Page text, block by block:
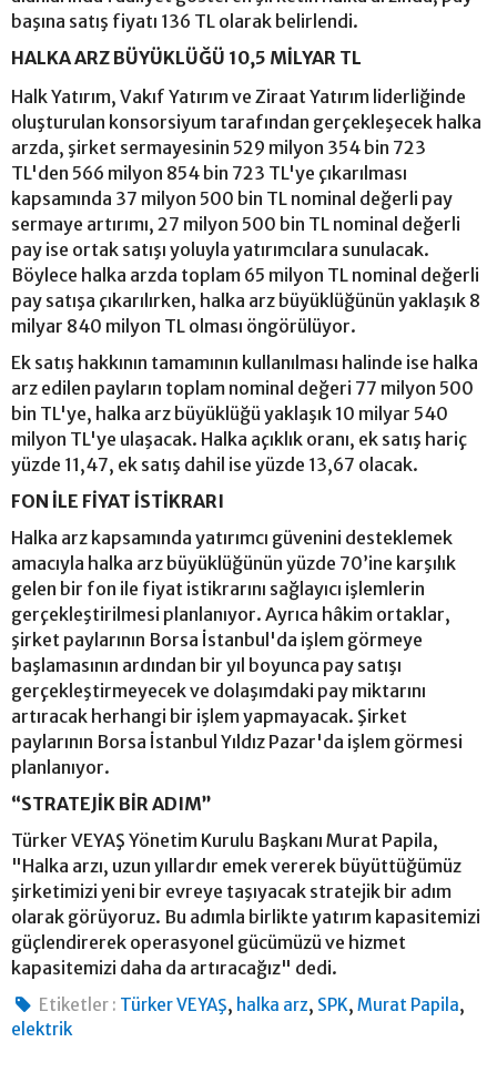
başına satış fiyatı 136 TL olarak belirlendi.
HALKA ARZ BÜYÜKLÜĞÜ 10,5 MİLYAR TL
Halk Yatırım, Vakıf Yatırım ve Ziraat Yatırım liderliğinde
oluşturulan konsorsiyum tarafından gerçekleşecek halka
arzda, şirket sermayesinin 529 milyon 354 bin 723
TL'den 566 milyon 854 bin 723 TL'ye çıkarılması
kapsamında 37 milyon 500 bin TL nominal değerli pay
sermaye artırımı, 27 milyon 500 bin TL nominal değerli
pay ise ortak satışı yoluyla yatırımcılara sunulacak.
Böylece halka arzda toplam 65 milyon TL nominal değerli
pay satışa çıkarılırken, halka arz büyüklüğünün yaklaşık 8
milyar 840 milyon TL olması öngörülüyor.
Ek satış hakkının tamamının kullanılması halinde ise halka
arz edilen payların toplam nominal değeri 77 milyon 500
bin TL'ye, halka arz büyüklüğü yaklaşık 10 milyar 540
milyon TL'ye ulaşacak. Halka açıklık oranı, ek satış hariç
yüzde 11,47, ek satış dahil ise yüzde 13,67 olacak.
FON İLE FİYAT İSTİKRARI
Halka arz kapsamında yatırımcı güvenini desteklemek
amacıyla halka arz büyüklüğünün yüzde 70’ine karşılık
gelen bir fon ile fiyat istikrarını sağlayıcı işlemlerin
gerçekleştirilmesi planlanıyor. Ayrıca hâkim ortaklar,
şirket paylarının Borsa İstanbul'da işlem görmeye
başlamasının ardından bir yıl boyunca pay satışı
gerçekleştirmeyecek ve dolaşımdaki pay miktarını
artıracak herhangi bir işlem yapmayacak. Şirket
paylarının Borsa İstanbul Yıldız Pazar'da işlem görmesi
planlanıyor.
“STRATEJİK BİR ADIM”
Türker VEYAŞ Yönetim Kurulu Başkanı Murat Papila,
"Halka arzı, uzun yıllardır emek vererek büyüttüğümüz
şirketimizi yeni bir evreye taşıyacak stratejik bir adım
olarak görüyoruz. Bu adımla birlikte yatırım kapasitemizi
güçlendirerek operasyonel gücümüzü ve hizmet
kapasitemizi daha da artıracağız" dedi.
Etiketler : Türker VEYAŞ, halka arz, SPK,Murat Papila,
elektrik